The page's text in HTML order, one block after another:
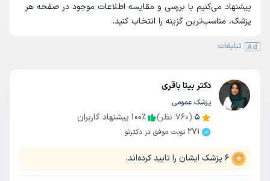
پیشنهاد می‌کنیم با بررسی و مقایسه اطلاعات موجود در صفحه هر
پزشک، مناسب‌ترین گزینه را انتخاب کنید.
دکتر بیتا باقری
پزشک عمومی
5
(
760 نظر) 100٪
پیشنهاد کاربران
271 نوبت موفق در دکترتو
6 پزشک ایشان را تایید کرده‌اند.
Ad تبلیغات